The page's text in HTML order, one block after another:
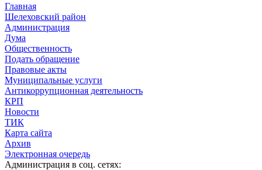
Главная
Шелеховский район
Администрация
Дума
Общественность
Подать обращение
Правовые акты
Муниципальные услуги
Антикоррупционная деятельность
КРП
Новости
ТИК
Карта сайта
Архив
Электронная очередь
Администрация в соц. сетях: